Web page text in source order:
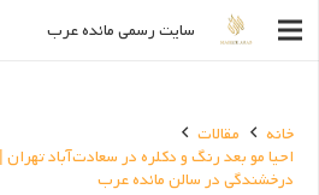
سایت رسمی مائده عرب
خانه
مقالات
احیا مو بعد رنگ و دکلره در سعادت‌آباد
درخشندگی در سالن مائده عرب